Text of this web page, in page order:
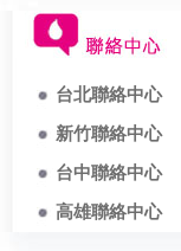
台北聯絡中心
新竹聯絡中心
台中聯絡中心
高雄聯絡中心